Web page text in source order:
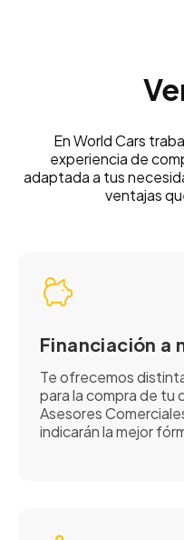
En World Cars
experiencia de
adaptada a tus
ventajas
Financiación a
Te ofrecemos
para la compra de tu
Asesores
indicarán la mejor